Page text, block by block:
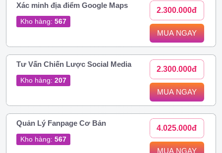
Xác minh địa điểm Google Maps
Kho hàng: 567
2.300.000đ
MUA NGAY
Tư Vấn Chiến Lược Social Media
Kho hàng: 207
2.300.000đ
MUA NGAY
Quản Lý Fanpage Cơ Bản
Kho hàng: 567
4.025.000đ
MUA NGAY